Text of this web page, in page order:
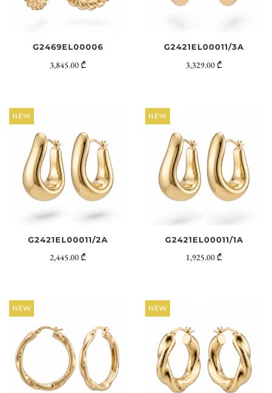
G2469EL00006
3,845.00 ₾
G2421EL00011/3A
3,329.00 ₾
NEW
G2421EL00011/2A
2,445.00 ₾
NEW
G2421EL00011/1A
1,925.00 ₾
NEW NEW